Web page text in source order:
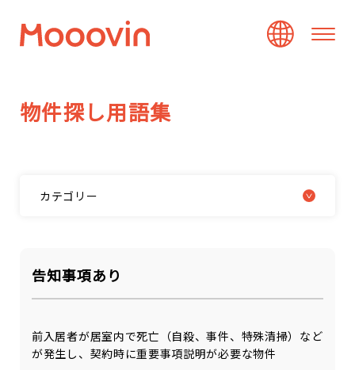
物件探し用語集
カテゴリー
告知事項あり
前入居者が居室内で死亡（自殺、事件、特殊清掃）など
が発生し、契約時に重要事項説明が必要な物件